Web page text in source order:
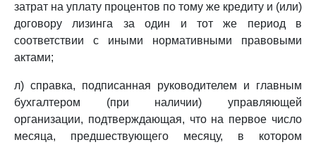
затрат на уплату процентов по тому же кредиту и (или)
договору лизинга за один и тот же период в
соответствии с иными нормативными правовыми
актами;
л) справка, подписанная руководителем и главным
бухгалтером (при наличии) управляющей
организации, подтверждающая, что на первое число
месяца, предшествующего месяцу, в котором